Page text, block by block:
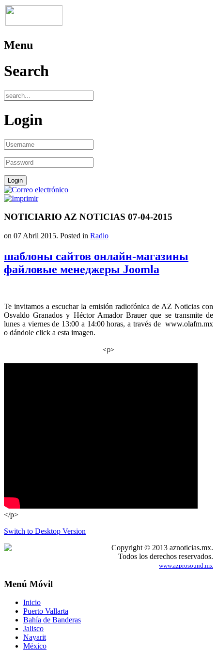
Menu
Search
Login
NOTICIARIO AZ NOTICIAS 07-04-2015
on 07 Abril 2015. Posted in Radio
шаблоны сайтов онлайн-магазины
файловые менеджеры Joomla
Te invitamos a escuchar la emisión radiofónica de AZ Noticias con
Osvaldo Granados y Héctor Amador Brauer que se transmite de
lunes a viernes de 13:00 a 14:00 horas, a través de www.olafm.mx
o dándole click a esta imagen.
<p>
</p>
Switch to Desktop Version
Copyright © 2013 aznoticias.mx.
Todos los derechos reservados.
www.azprosound.mx
Menú Móvil
Inicio
Puerto Vallarta
Bahía de Banderas
Jalisco
Nayarit
México